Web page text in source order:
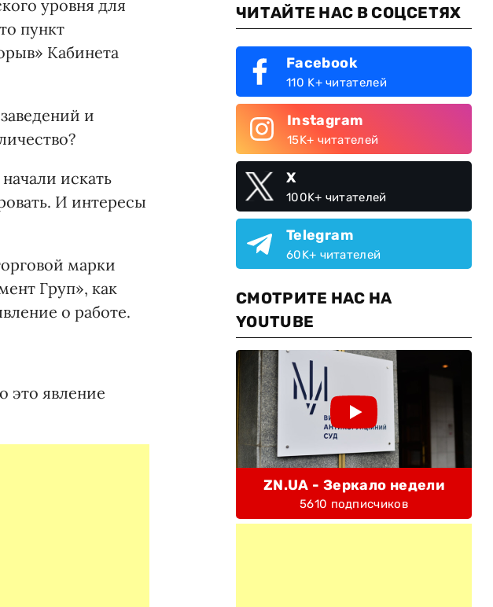
уровня для
пункт
Кабинета
и
искать
И интересы
марки
Груп», как
о работе.
это явление
ЧИТАЙТЕ НАС В СОЦСЕТЯХ
Facebook
110 K+ читателей
Instagram
15K+ читателей
X
100K+ читателей
Telegram
60K+ читателей
СМОТРИТЕ НАС НА
YOUTUBE
ZN.UA - Зеркало недели
5610 подписчиков